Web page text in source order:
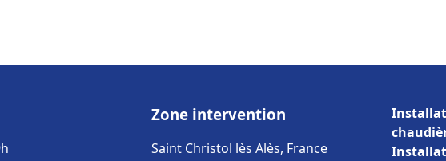
Zone intervention
Saint Christol lès Alès, France